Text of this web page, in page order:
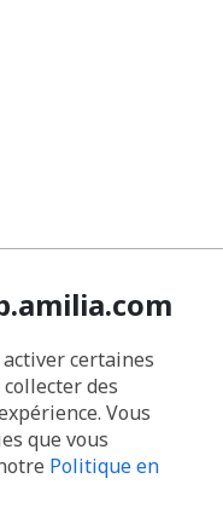
certaines
des
Vous
que vous
Politique en